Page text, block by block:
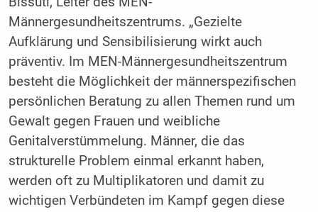
Männergesundheitszentrums. „Gezielte
Aufklärung und Sensibilisierung wirkt auch
präventiv. Im MEN-Männergesundheitszentrum
besteht die Möglichkeit der männerspezifischen
persönlichen Beratung zu allen Themen rund um
Gewalt gegen Frauen und weibliche
Genitalverstümmelung. Männer, die das
strukturelle Problem einmal erkannt haben,
werden oft zu Multiplikatoren und damit zu
wichtigen Verbündeten im Kampf gegen diese